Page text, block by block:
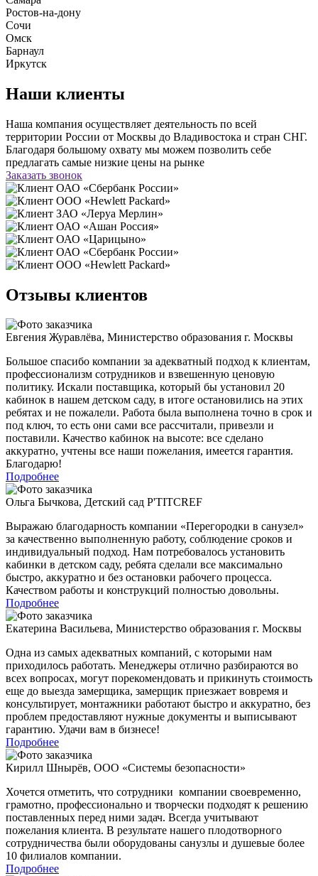
Ростов-на-дону
Сочи
Омск
Барнаул
Иркутск
Наши клиенты
Наша компания осуществляет деятельность по всей
территории России от Москвы до Владивостока и стран СНГ.
Благодаря большому охвату мы можем позволить себе
предлагать самые низкие цены на рынке
Заказать звонок
ОАО «Сбербанк России»
ООО «Hewlett Packard»
ЗАО «Леруа Мерлин»
ОАО «Ашан Россия»
ОАО «Царицыно»
ОАО «Сбербанк России»
ООО «Hewlett Packard»
Отзывы клиентов
Евгения Журавлёва, Министерство образования г. Москвы
Большое спасибо компании за адекватный подход к клиентам,
профессионализм сотрудников и взвешенную ценовую
политику. Искали поставщика, который бы установил 20
кабинок в нашем детском саду, в итоге остановились на этих
ребятах и не пожалели. Работа была выполнена точно в срок и
под ключ, то есть они сами все рассчитали, привезли и
поставили. Качество кабинок на высоте: все сделано
аккуратно, учтены все наши пожелания, имеется гарантия.
Благодарю!
Подробнее
Ольга Бычкова, Детский сад P'TITCREF
Выражаю благодарность компании «Перегородки в санузел»
за качественно выполненную работу, соблюдение сроков и
индивидуальный подход. Нам потребовалось установить
кабинки в детском саду, ребята сделали все максимально
быстро, аккуратно и без остановки рабочего процесса.
Качеством работы и конструкций полностью довольны.
Подробнее
Екатерина Васильева, Министерство образования г. Москвы
Одна из самых адекватных компаний, с которыми нам
приходилось работать. Менеджеры отлично разбираются во
всех вопросах, могут порекомендовать и прикинуть стоимость
еще до выезда замерщика, замерщик приезжает вовремя и
консультирует, монтажники работают быстро и аккуратно, без
проблем предоставляют нужные документы и выписывают
гарантию. Удачи вам в бизнесе!
Подробнее
Кирилл Шнырёв, ООО «Системы безопасности»
Хочется отметить, что сотрудники компании своевременно,
грамотно, профессионально и творчески подходят к решению
поставленных перед ними задач. Всегда учитывают
пожелания клиента. В результате нашего плодотворного
сотрудничества были оборудованы санузлы и душевые более
10 филиалов компании.
Подробнее